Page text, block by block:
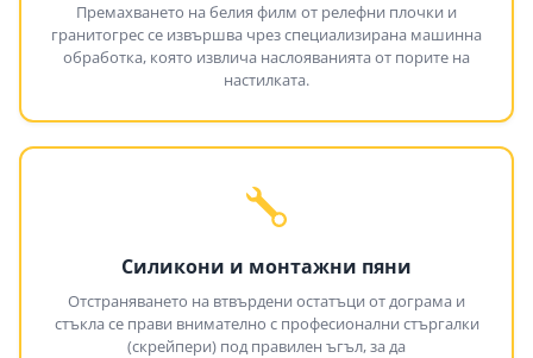
Премахването на белия филм от релефни плочки и
гранитогрес се извършва чрез специализирана машинна
обработка, която извлича наслояванията от порите на
настилката.
Силикони и монтажни пяни
Отстраняването на втвърдени остатъци от дограма и
стъкла се прави внимателно с професионални стъргалки
(скрейпери) под правилен ъгъл, за да